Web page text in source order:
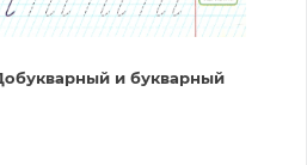
и букварный